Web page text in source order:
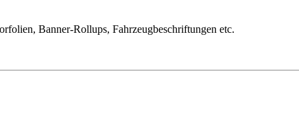
Banner-Rollups, Fahrzeugbeschriftungen etc.